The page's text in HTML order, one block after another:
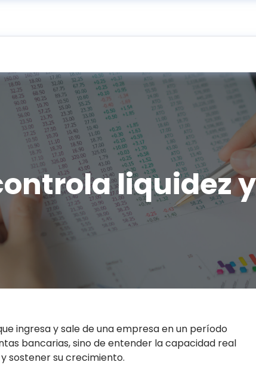
liquidez
ingresa y sale de una empresa en un período
bancarias, sino de entender la capacidad real
sostener su crecimiento.